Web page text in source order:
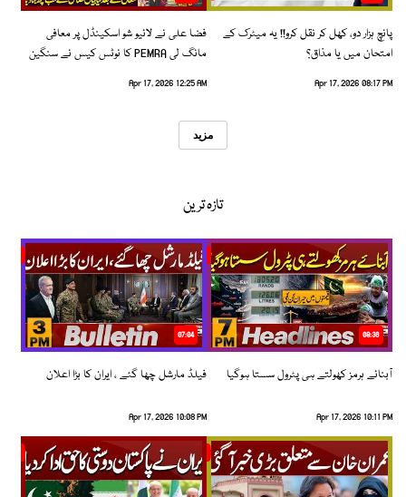
پانچ ہزار دو، کھل کر نقل کرو!! یہ میٹرک کے
امتحان میں یا مذاق؟
Apr 17, 2026 08:17 PM
فضا علی نے لائیو شو اسکینڈل پر معافی
مانگ لی PEMRA کا نوٹس کیس نے سنگین
Apr 17, 2026 12:25 AM
مزید
تازہ ترین
08:36
آبنائے ہرمز کھولتے ہی پٹرول سستا ہوگیا
Apr 17, 2026 10:11 PM
07:04
فیلڈ مارشل چھا گئے ، ایران کا بڑا اعلان
Apr 17, 2026 10:08 PM